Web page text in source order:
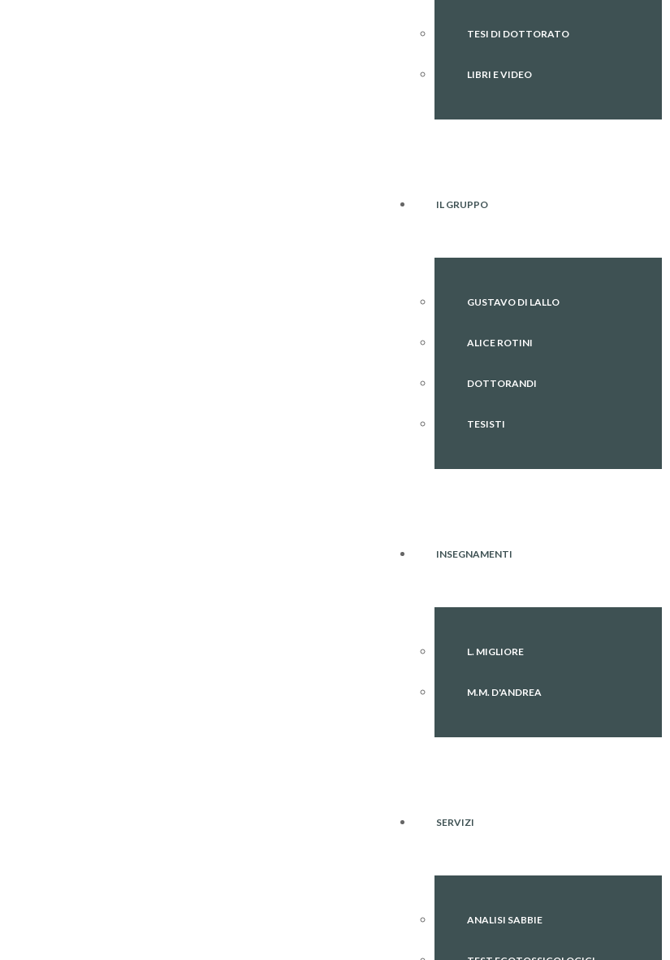
TESI DI DOTTORATO
LIBRI E VIDEO
IL GRUPPO
GUSTAVO DI LALLO
ALICE ROTINI
DOTTORANDI
TESISTI
INSEGNAMENTI
L. MIGLIORE
M.M. D'ANDREA
SERVIZI
ANALISI SABBIE